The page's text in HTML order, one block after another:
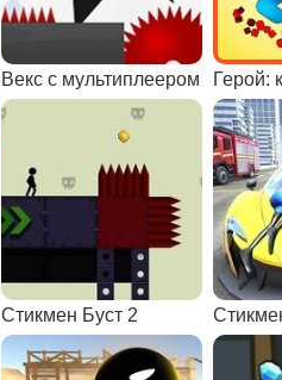
Векс с мультиплеером Герой:
Стикмен Буст 2